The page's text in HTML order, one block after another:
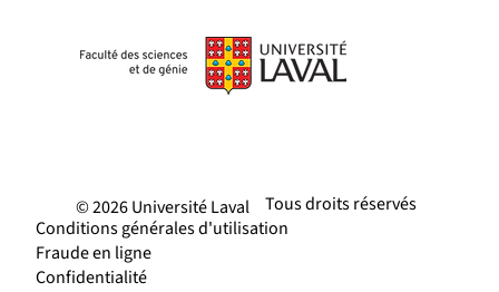
Tous droits réservés
© 2026 Université Laval
Conditions générales d'utilisation
Fraude en ligne
Confidentialité